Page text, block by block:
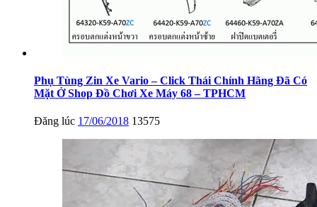
Phụ Tùng Zin Xe Vario – Click Thái Chính Hãng Đã Có
Mặt Ở Shop Đồ Chơi Xe Máy 68 – TPHCM
Đăng lúc 17/06/2018 13575